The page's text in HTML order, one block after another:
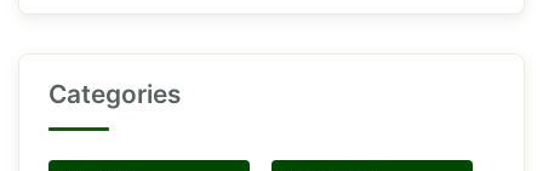
Categories